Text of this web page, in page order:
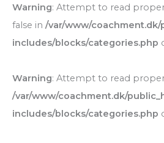
Warning: Attempt to read
false in /var/www/
includes/blocks/categories.php
Warning: Attempt to read
/var/www/coachment.dk/
includes/blocks/categories.php